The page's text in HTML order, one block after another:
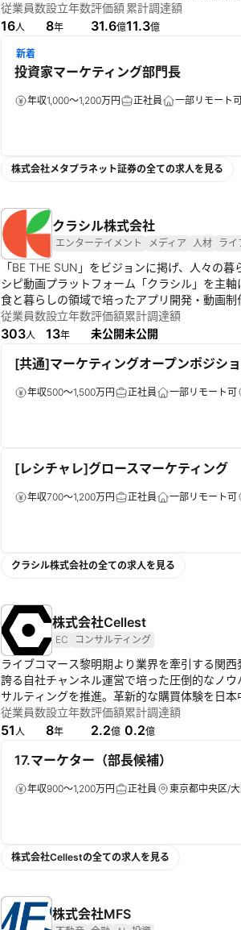
従業員数
16人
設立年数
8年
評価額
31.6億
累計調達額
11.3億
新着
投資家マーケティング部門長
年収1,000～1,200万円 正社員 一部リモート
株式会社メタプラネット証券の全ての求人を見る
クラシル株式会社
エンターテイメント メディア 人材 ライ
「BE THE SUN」をビジョンに掲げ、人々の
シピ動画プラットフォーム「クラシル」を主
食と暮らしの領域で培ったアプリ開発・動画
タメ・人材領域にも進出。常に多角的な事業
従業員数
303人
設立年数
13年
評価額
未公開
累計調達額
未公開
[共通]マーケティングオープンポジシ
年収500～1,500万円 正社員 一部リモート可
[レシチャレ]グロースマーケティング
年収700～1,200万円 正社員 一部リモート可
クラシル株式会社の全ての求人を見る
株式会社Cellest
EC コンサルティング
ライブコマース黎明期より業界を牽引する関
誇る自社チャンネル運営で培った圧倒的なノ
サルティングを推進。革新的な購買体験を日
の実現を目指す。
従業員数
51人
設立年数
8年
評価額
2.2億
累計調達額
0.2億
17.マーケター（部長候補）
年収900～1,200万円 正社員 東京都中央区/
株式会社Cellestの全ての求人を見る
株式会社MFS